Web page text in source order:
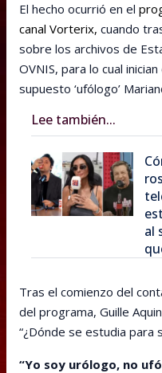
El hecho ocurrió en el
canal Vorterix, cuando
sobre los archivos de
OVNIS, para lo cual
supuesto ‘ufólogo’
Lee también...
al
Tras el comienzo del
del programa, Guille
“¿Dónde se estudia para
“Yo soy urólogo, no